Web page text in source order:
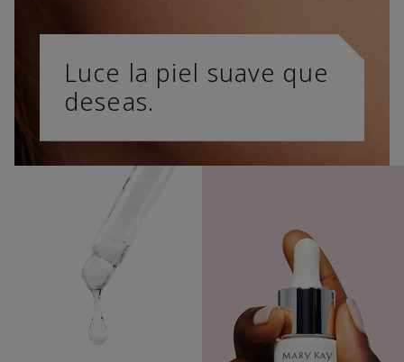
Luce la piel suave que
deseas.